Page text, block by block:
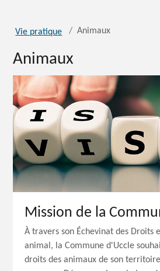
Vie pratique Animaux
Animaux
Mission de la
À travers son Échevinat des Droits
animal, la Commune d'Uccle
droits des animaux de son